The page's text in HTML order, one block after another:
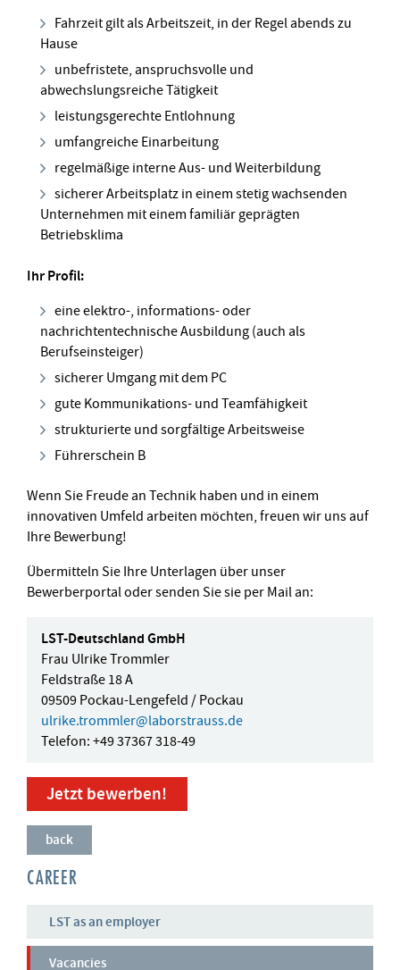
Fahrzeit gilt als Arbeitszeit, in der Regel abends zu
Hause
unbefristete, anspruchsvolle und
abwechslungsreiche Tätigkeit
leistungsgerechte Entlohnung
umfangreiche Einarbeitung
regelmäßige interne Aus- und Weiterbildung
sicherer Arbeitsplatz in einem stetig wachsenden
Unternehmen mit einem familiär geprägten
Betriebsklima
Ihr Profil:
eine elektro-, informations- oder
nachrichtentechnische Ausbildung (auch als
Berufseinsteiger)
sicherer Umgang mit dem PC
gute Kommunikations- und Teamfähigkeit
strukturierte und sorgfältige Arbeitsweise
Führerschein B
Wenn Sie Freude an Technik haben und in einem
innovativen Umfeld arbeiten möchten, freuen wir uns auf
Ihre Bewerbung!
Übermitteln Sie Ihre Unterlagen über unser
Bewerberportal oder senden Sie sie per Mail an:
LST-Deutschland GmbH
Frau Ulrike Trommler
Feldstraße 18 A
09509 Pockau-Lengefeld / Pockau
ulrike.trommler@laborstrauss.de
Telefon: +49 37367 318-49
back
CAREER
LST as an employer
Vacancies